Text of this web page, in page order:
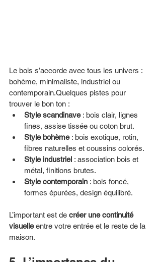
Le bois s’accorde avec tous les univers :
bohème, minimaliste, industriel ou
contemporain.Quelques pistes pour
trouver le bon ton :
Style scandinave : bois clair, lignes
fines, assise tissée ou coton brut.
Style bohème : bois exotique, rotin,
fibres naturelles et coussins colorés.
Style industriel : association bois et
métal, finitions brutes.
Style contemporain : bois foncé,
formes épurées, design équilibré.
L’important est de créer une continuité
visuelle entre votre entrée et le reste de la
maison.